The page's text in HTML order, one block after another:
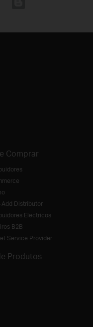
Comprar
Add Distributor
Electricos
B2B
Service Provider
Produtos